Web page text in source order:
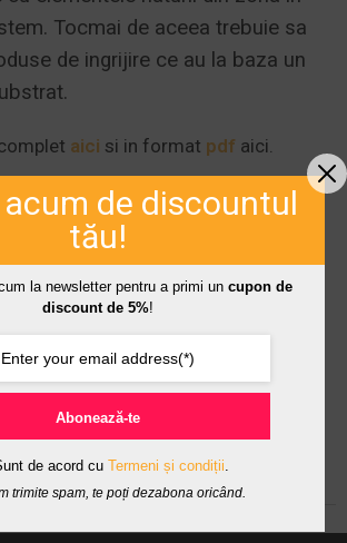
Tocmai de aceea trebuie sa
de ingrijire ce au la baza un
aici si in format pdf aici.
Cosmetice Organice
de discountul
tău!
la newsletter pentru a primi un cupon de
discount de 5%!
Abonează-te
de acord cu Termeni și condiții
trimite spam, te poți dezabona oricând.